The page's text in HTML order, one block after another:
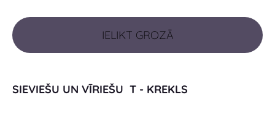
IELIKT GROZĀ
SIEVIEŠU UN VĪRIEŠU T - KREKLS